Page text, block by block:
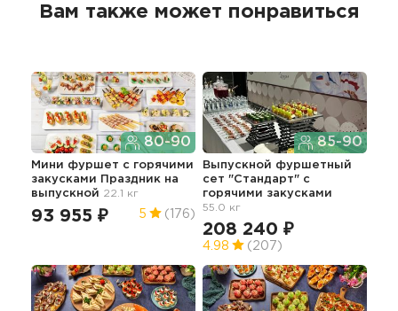
Вам также может понравиться
80-90
Мини фуршет c горячими
закусками Праздник на
выпускной 22.1 кг
93 955 ₽ 5 (176)
85-90
Выпускной фуршетный
сет "Стандарт" с
горячими закусками
55.0 кг
208 240 ₽
4.98 (207)